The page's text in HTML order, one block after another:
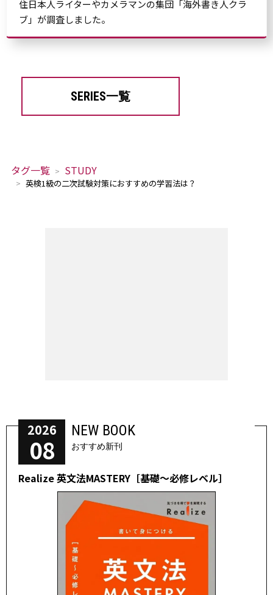
住日本人ライターやカメラマンの集団「海外書き人クラ
ブ」が調査しました。
SERIES一覧
タグ一覧 STUDY
英検1級の二次試験対策におすすめの学習法は？
2026
08
NEW BOOK
おすすめ新刊
Realize 英文法MASTERY［基礎～必修レベル］